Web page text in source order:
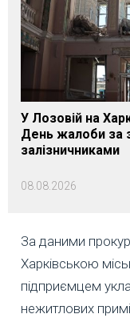
У Лозовій на
День жалоби за
залізничниками
08.08.2026
За даними
Харківською
підприємцем
нежитлових